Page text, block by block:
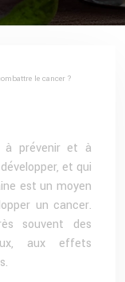
le cancer ?
à prévenir et à
et qui
est un moyen
un cancer.
souvent des
aux effets